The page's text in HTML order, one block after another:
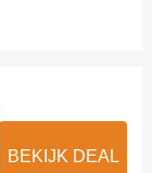
BEKIJK DEAL